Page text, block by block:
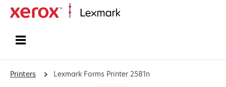
Printers Lexmark Forms Printer 2581n